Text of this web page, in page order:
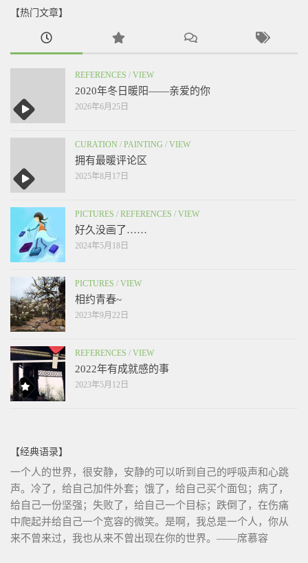
【热门文章】
REFERENCES / VIEW
2020年冬日暖阳——亲爱的你
2026年6月25日
CURATION / PAINTING / VIEW
拥有最暖评论区
2025年8月17日
PICTURES / REFERENCES / VIEW
好久没画了……
2024年5月18日
PICTURES / VIEW
相约青春~
2023年9月22日
REFERENCES / VIEW
2022年有成就感的事
2023年5月12日
【经典语录】
一个人的世界，很安静，安静的可以听到自己的呼吸声和心跳
声。冷了，给自己加件外套；饿了，给自己买个面包；病了，
给自己一份坚强；失败了，给自己一个目标；跌倒了，在伤痛
中爬起并给自己一个宽容的微笑。是啊，我总是一个人，你从
来不曾来过，我也从来不曾出现在你的世界。——席慕容